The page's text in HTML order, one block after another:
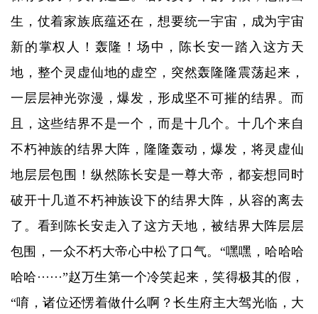
生，仗着家族底蕴还在，想要统一宇宙，成为宇宙
新的掌权人！轰隆！场中，陈长安一踏入这方天
地，整个灵虚仙地的虚空，突然轰隆隆震荡起来，
一层层神光弥漫，爆发，形成坚不可摧的结界。而
且，这些结界不是一个，而是十几个。十几个来自
不朽神族的结界大阵，隆隆轰动，爆发，将灵虚仙
地层层包围！纵然陈长安是一尊大帝，都妄想同时
破开十几道不朽神族设下的结界大阵，从容的离去
了。看到陈长安走入了这方天地，被结界大阵层层
包围，一众不朽大帝心中松了口气。“嘿嘿，哈哈哈
哈哈······”赵万生第一个冷笑起来，笑得极其的假，
“唷，诸位还愣着做什么啊？长生府主大驾光临，大